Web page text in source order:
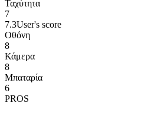
Ταχύτητα
7
7.3User's score
Οθόνη
8
Κάμερα
8
Μπαταρία
6
PROS